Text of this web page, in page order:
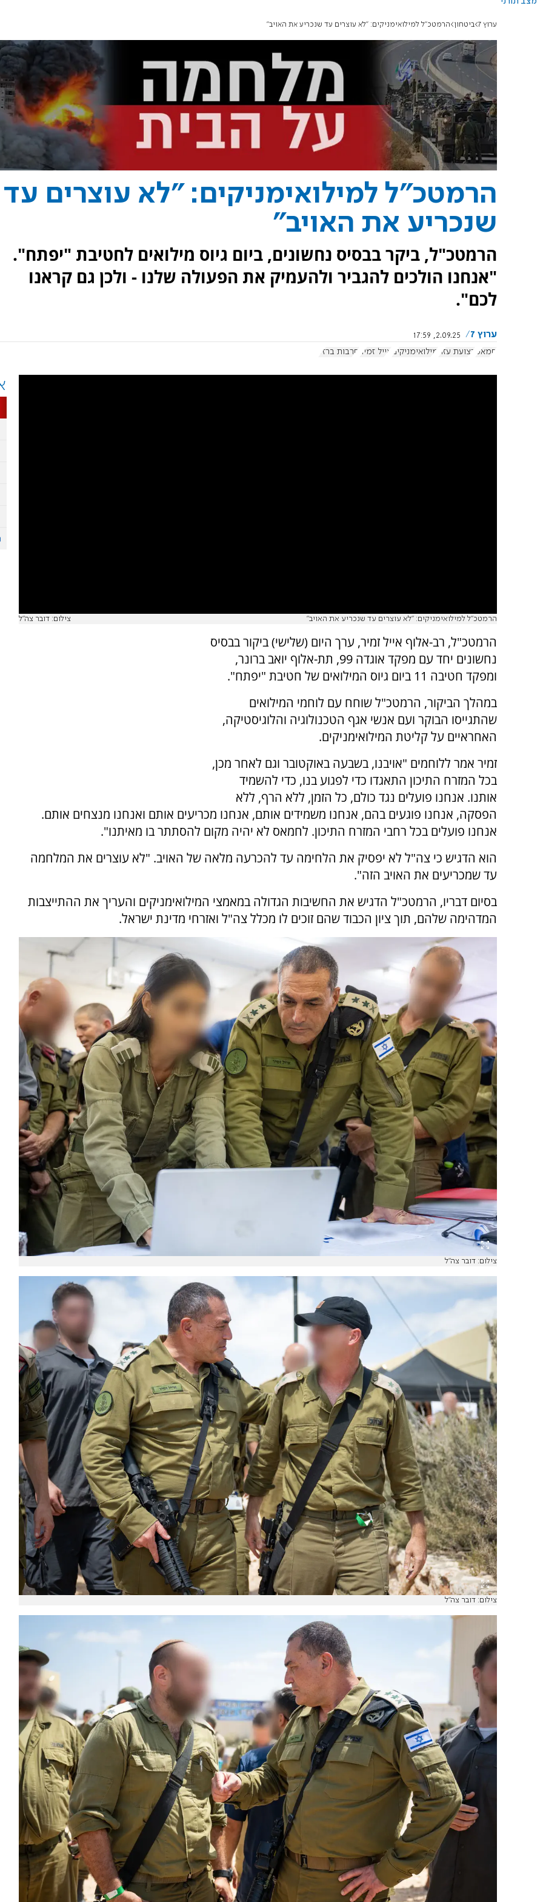
ערוץ 7 ביטחון הרמטכ"ל למילואימניקים: "לא עוצרים עד שנכריע את האויב"
הרמטכ"ל למילואימניקים: "לא עוצרים עד
שנכריע את האויב"
הרמטכ"ל, ביקר בבסיס נחשונים, ביום גיוס מילואים לחטיבת "יפתח".
"אנחנו הולכים להגביר ולהעמיק את הפעולה שלנו - ולכן גם קראנו
לכם".
ערוץ 7
2.09.25, 17:59
חמאס רצועת עזה מילואימניקים אייל זמיר חרבות ברזל
הרמטכ"ל למילואימניקים: "לא עוצרים עד שנכריע את האויב" צילום: דובר צה"ל
הרמטכ"ל, רב-אלוף אייל זמיר, ערך היום (שלישי) ביקור בבסיס
נחשונים יחד עם מפקד אוגדה 99, תת-אלוף יואב ברונר,
ומפקד חטיבה 11 ביום גיוס המילואים של חטיבת "יפתח".
במהלך הביקור, הרמטכ"ל שוחח עם לוחמי המילואים
שהתגייסו הבוקר ועם אנשי אגף הטכנולוגיה והלוגיסטיקה,
האחראיים על קליטת המילואימניקים.
זמיר אמר ללוחמים "אויבנו, בשבעה באוקטובר וגם לאחר מכן,
בכל המזרח התיכון התאגדו כדי לפגוע בנו, כדי להשמיד
אותנו. אנחנו פועלים נגד כולם, כל הזמן, ללא הרף, ללא
הפסקה, אנחנו פוגעים בהם, אנחנו משמידים אותם, אנחנו מכריעים אותם ואנחנו מנצחים אותם.
אנחנו פועלים בכל רחבי המזרח התיכון. לחמאס לא יהיה מקום להסתתר בו מאיתנו".
הוא הדגיש כי צה"ל לא יפסיק את הלחימה עד להכרעה מלאה של האויב. "לא עוצרים את המלחמה
עד שמכריעים את האויב הזה".
בסיום דבריו, הרמטכ"ל הדגיש את החשיבות הגדולה במאמצי המילואימניקים והעריך את ההתייצבות
המדהימה שלהם, תוך ציון הכבוד שהם זוכים לו מכלל צה"ל ואזרחי מדינת ישראל.
צילום: דובר צה"ל
צילום: דובר צה"ל